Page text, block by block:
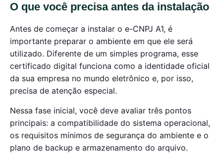
O que você precisa antes da instalação
Antes de começar a instalar o e-CNPJ A1, é
importante preparar o ambiente em que ele será
utilizado. Diferente de um simples programa, esse
certificado digital funciona como a identidade oficial
da sua empresa no mundo eletrônico e, por isso,
precisa de atenção especial.
Nessa fase inicial, você deve avaliar três pontos
principais: a compatibilidade do sistema operacional,
os requisitos mínimos de segurança do ambiente e o
plano de backup e armazenamento do arquivo.